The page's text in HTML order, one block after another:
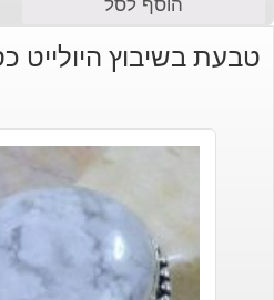
הוסף לסל
טבעת בשיבוץ היולייט כסף 925